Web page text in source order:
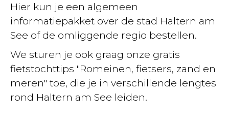
Hier kun je een algemeen
informatiepakket over de stad Haltern am
See of de omliggende regio bestellen.
We sturen je ook graag onze gratis
fietstochttips "Romeinen, fietsers, zand en
meren" toe, die je in verschillende lengtes
rond Haltern am See leiden.